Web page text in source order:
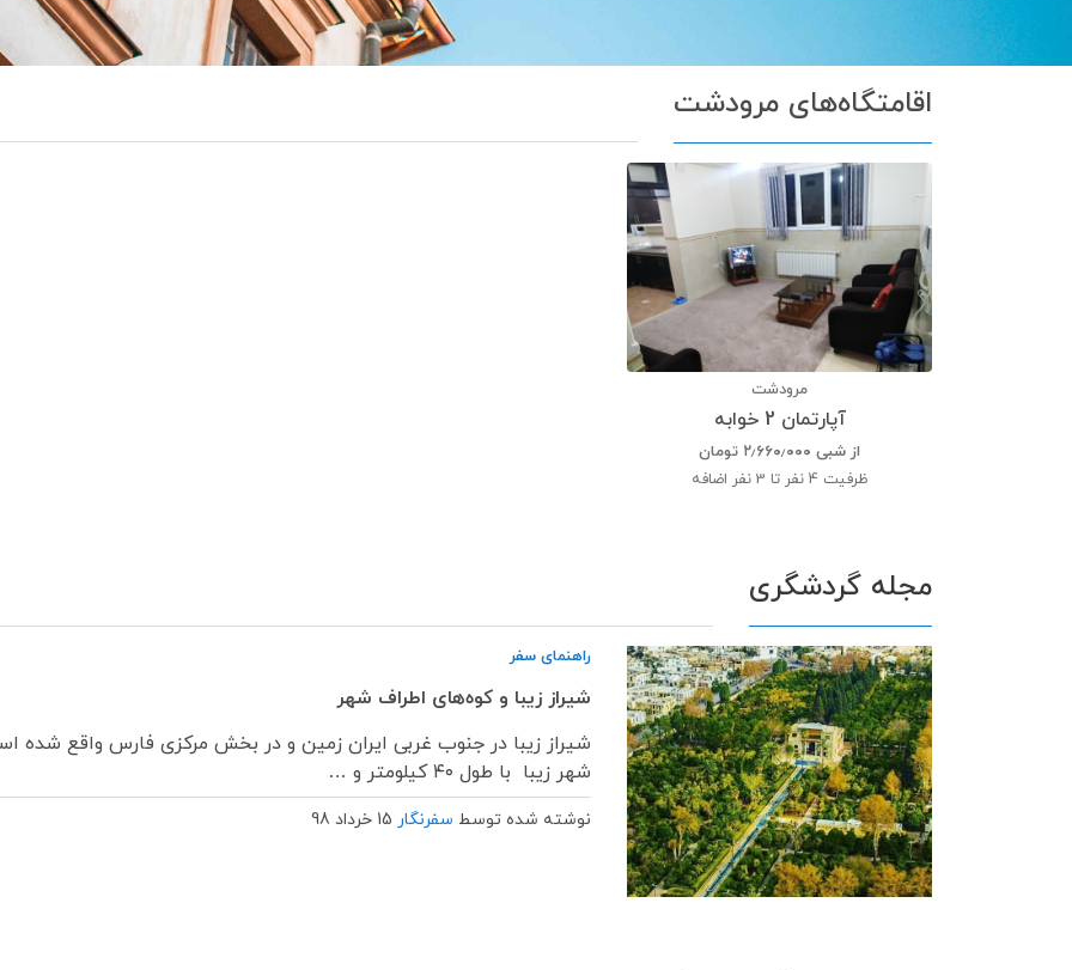
اقامتگاه‌های مرودشت
مرودشت
آپارتمان 2 خوابه
از شبی ۲٫۶۶۰٫۰۰۰ تومان
ظرفیت 4 نفر تا 3 نفر اضافه
مجله گردشگری
راهنمای سفر
شیراز زیبا و کوه‌های اطراف شهر
شیراز زیبا در جنوب غربی ایران زمین و در بخش مرکزی فارس واقع
شهر زیبا با طول ۴۰ کیلومتر و …
نوشته شده توسط سفرنگار 15 خرداد 98